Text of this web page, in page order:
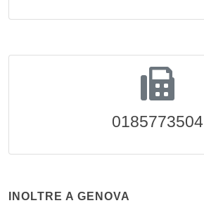
0185773504
INOLTRE A GENOVA